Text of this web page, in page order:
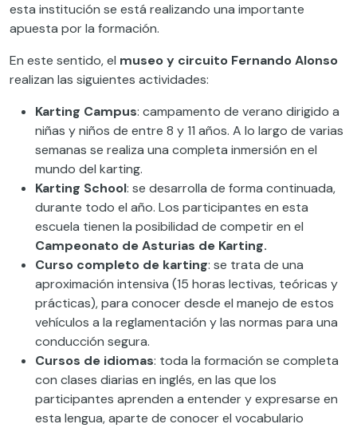
esta institución se está realizando una importante
apuesta por la formación.
En este sentido, el museo y circuito Fernando Alonso
realizan las siguientes actividades:
Karting Campus: campamento de verano dirigido a
niñas y niños de entre 8 y 11 años. A lo largo de varias
semanas se realiza una completa inmersión en el
mundo del karting.
Karting School: se desarrolla de forma continuada,
durante todo el año. Los participantes en esta
escuela tienen la posibilidad de competir en el
Campeonato de Asturias de Karting.
Curso completo de karting: se trata de una
aproximación intensiva (15 horas lectivas, teóricas y
prácticas), para conocer desde el manejo de estos
vehículos a la reglamentación y las normas para una
conducción segura.
Cursos de idiomas: toda la formación se completa
con clases diarias en inglés, en las que los
participantes aprenden a entender y expresarse en
esta lengua, aparte de conocer el vocabulario